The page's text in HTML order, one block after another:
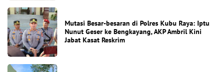
Mutasi Besar-besaran di Polres Kubu Raya: Iptu
Nunut Geser ke Bengkayang, AKP Ambril Kini
Jabat Kasat Reskrim